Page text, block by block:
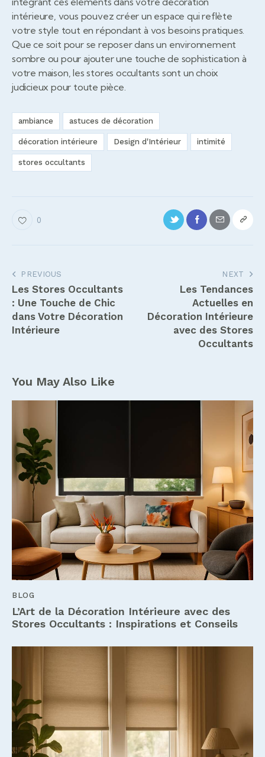
intérieure, vous pouvez créer un espace qui reflète
votre style tout en répondant à vos besoins pratiques.
Que ce soit pour se reposer dans un environnement
sombre ou pour ajouter une touche de sophistication à
votre maison, les stores occultants sont un choix
judicieux pour toute pièce.
ambiance astuces de décoration
décoration intérieure Design d'Intérieur intimité
stores occultants
0
Navigation
de
l’article
PREVIOUS
Les Stores Occultants
: Une Touche de Chic
dans Votre Décoration
Intérieure
NEXT
Les Tendances
Actuelles en
Décoration Intérieure
avec des Stores
Occultants
You May Also Like
BLOG
L’Art de la Décoration Intérieure avec des
Stores Occultants : Inspirations et Conseils